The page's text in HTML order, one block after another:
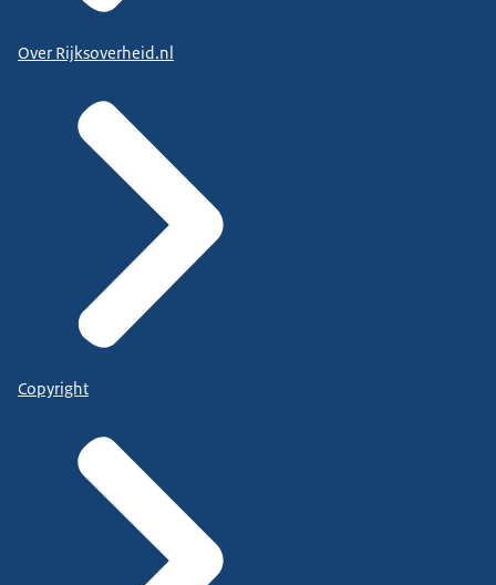
Over Rijksoverheid.nl
Copyright